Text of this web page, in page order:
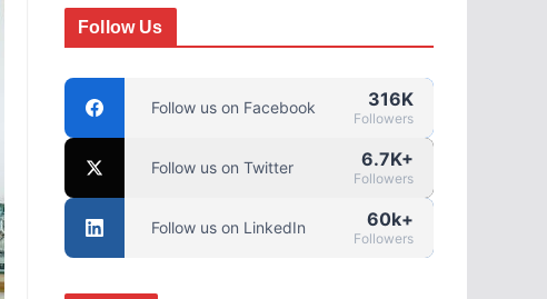
Follow Us
Follow us on Facebook 316K
Followers
Follow us on Twitter 6.7K+
Followers
Follow us on LinkedIn 60k+
Followers